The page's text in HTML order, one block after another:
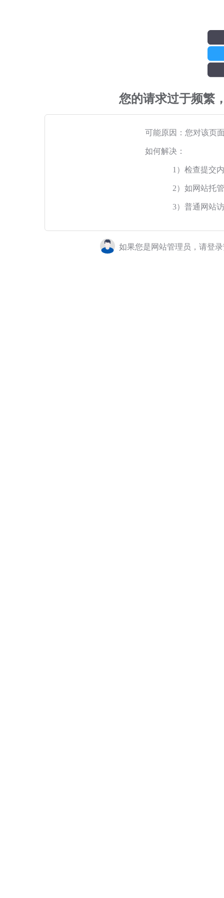
您的请求过于频繁
可能原因：您对该页
如何解决：
1）检查提交
2）如网站托
3）普通网站
如果您是网站管理员，请登